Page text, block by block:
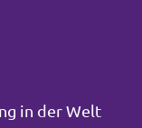
in der Welt